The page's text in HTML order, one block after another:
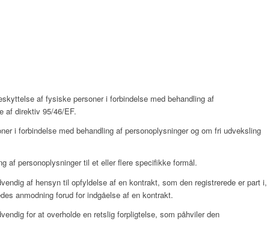
af fysiske personer i forbindelse med behandling af
af direktiv 95/46/EF.
i forbindelse med behandling af personoplysninger og om fri udveksling
af personoplysninger til et eller flere specifikke formål.
af hensyn til opfyldelse af en kontrakt, som den registrerede er part i,
anmodning forud for indgåelse af en kontrakt.
for at overholde en retslig forpligtelse, som påhviler den